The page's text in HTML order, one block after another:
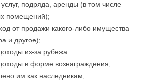
подряда, аренды (в том числе
помещений);
от продажи какого-либо имущества
и другое);
из-за рубежа
в форме вознаграждения,
им как наследникам;